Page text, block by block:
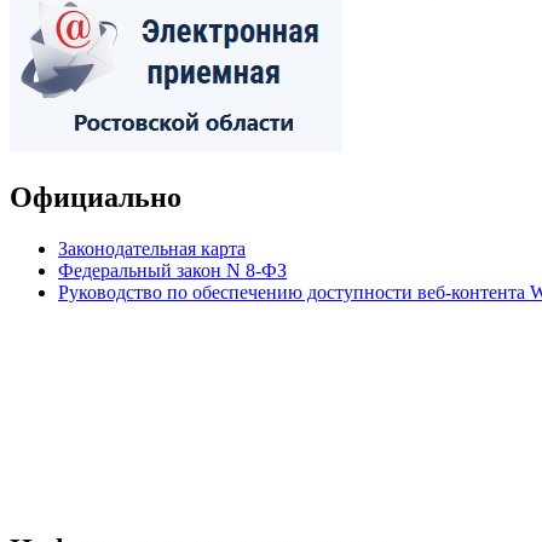
Официально
Законодательная карта
Федеральный закон N 8-ФЗ
Руководство по обеспечению доступности веб-контента